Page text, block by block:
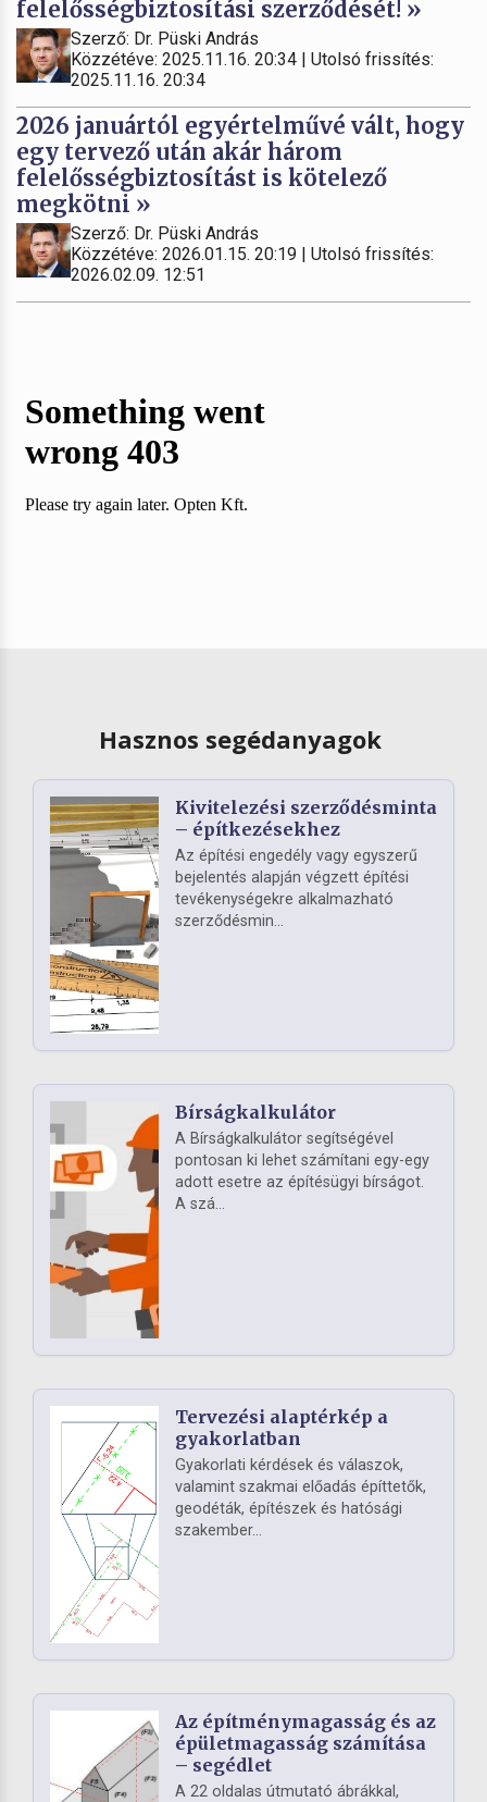
felelősségbiztosítási szerződését! »
Szerző: Dr. Püski András
Közzétéve: 2025.11.16. 20:34 | Utolsó frissítés:
2025.11.16. 20:34
2026 januártól egyértelművé vált, hogy
egy tervező után akár három
felelősségbiztosítást is kötelező
megkötni »
Szerző: Dr. Püski András
Közzétéve: 2026.01.15. 20:19 | Utolsó frissítés:
2026.02.09. 12:51
Hasznos segédanyagok
Kivitelezési szerződésminta
– építkezésekhez
Az építési engedély vagy egyszerű
bejelentés alapján végzett építési
tevékenységekre alkalmazható
szerződésmin...
Bírságkalkulátor
A Bírságkalkulátor segítségével
pontosan ki lehet számítani egy-egy
adott esetre az építésügyi bírságot.
A szá...
Tervezési alaptérkép a
gyakorlatban
Gyakorlati kérdések és válaszok,
valamint szakmai előadás építtetők,
geodéták, építészek és hatósági
szakember...
Az építménymagasság és az
épületmagasság számítása
– segédlet
A 22 oldalas útmutató ábrákkal,